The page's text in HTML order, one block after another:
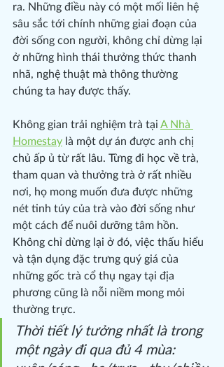
ra. Những điều này có một mối liên hệ
sâu sắc tới chính những giai đoạn của
đời sống con người, không chỉ dừng lại
ở những hình thái thưởng thức thanh
nhã, nghệ thuật mà thông thường
chúng ta hay được thấy.
Không gian trải nghiệm trà tại A Nhà
Homestay là một dự án được anh chị
chủ ấp ủ từ rất lâu. Từng đi học về trà,
tham quan và thưởng trà ở rất nhiều
nơi, họ mong muốn đưa được những
nét tinh túy của trà vào đời sống như
một cách để nuôi dưỡng tâm hồn.
Không chỉ dừng lại ở đó, việc thấu hiểu
và tận dụng đặc trưng quý giá của
những gốc trà cổ thụ ngay tại địa
phương cũng là nỗi niềm mong mỏi
thường trực.
Thời tiết lý tưởng nhất là trong
một ngày đi qua đủ 4 mùa: